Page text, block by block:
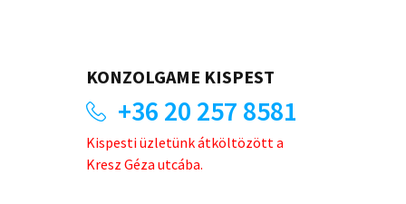
KONZOLGAME KISPEST
+36 20 257 8581
Kispesti üzletünk átköltözött a
Kresz Géza utcába.